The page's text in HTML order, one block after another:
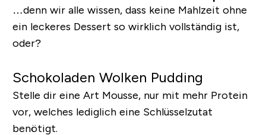
…denn wir alle wissen, dass keine Mahlzeit ohne
ein leckeres Dessert so wirklich vollständig ist,
oder?
Schokoladen Wolken Pudding
Stelle dir eine Art Mousse, nur mit mehr Protein
vor, welches lediglich eine Schlüsselzutat
benötigt.